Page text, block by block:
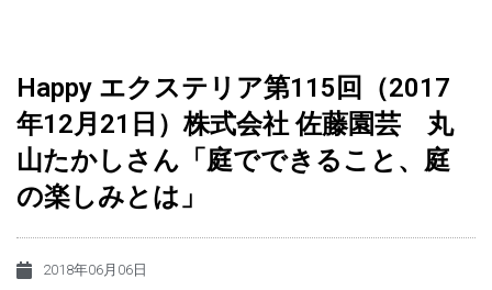
Happy エクステリア第115回（2017
年12月21日）株式会社 佐藤園芸 丸
山たかしさん「庭でできること、庭
の楽しみとは」
2018年06月06日